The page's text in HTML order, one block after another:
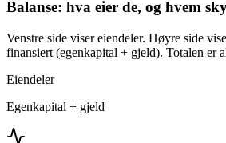
Balanse: hva eier de, og hvem
Venstre side viser eiendeler. Høyre side
finansiert (egenkapital + gjeld). Totalen er
Eiendeler
Egenkapital + gjeld